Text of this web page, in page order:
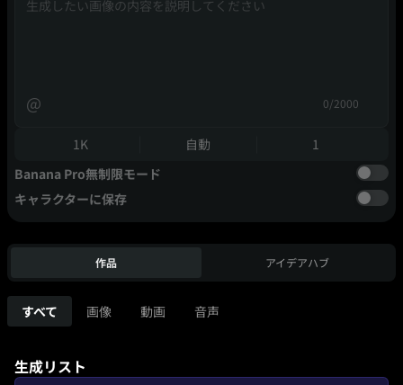
@ 0/2000
1K 自動
1
Banana Pro無制限モード
キャラクターに保存
作品 アイデアハブ
すべて 画像 動画 音声
生成リスト